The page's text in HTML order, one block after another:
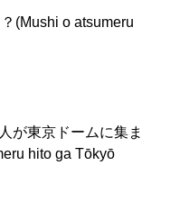
(Mushi o atsumeru
が東京ドームに集ま
hito ga Tōkyō